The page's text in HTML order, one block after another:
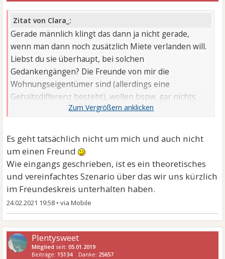
Zitat von Clara_:
Gerade männlich klingt das dann ja nicht gerade,
wenn man dann noch zusätzlich Miete verlanden will.
Liebst du sie überhaupt, bei solchen
Gedankengängen? Die Freunde von mir die
Wohnungseigentümer sind (allerdings eine
Gehaltsdifferenz besteht), wollen bspw. gar nichts
von ihren Freundinnen. Ein anderes Extrem ...
Es geht tatsächlich nicht um mich und auch nicht
um einen Freund
Wie eingangs geschrieben, ist es ein theoretisches
und vereinfachtes Szenario über das wir uns kürzlich
im Freundeskreis unterhalten haben.
24.02.2021 19:58 •
Plentysweet
Mitglied seit:05.01.2019
Beiträge: 15134 Danke: 25657